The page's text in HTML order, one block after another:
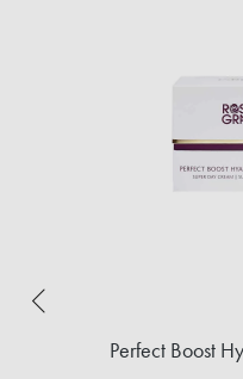
Perfect Boost